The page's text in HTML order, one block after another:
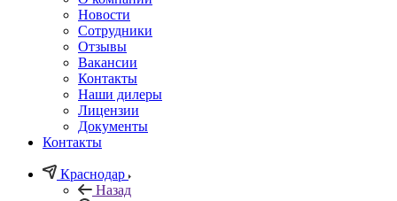
Новости
Сотрудники
Отзывы
Вакансии
Контакты
Наши дилеры
Лицензии
Документы
Контакты
Краснодар
Назад